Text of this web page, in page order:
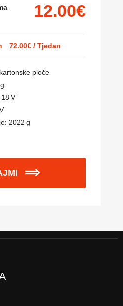
12.00€
72.00€ / Tjedan
ploče
18 V
2022 g